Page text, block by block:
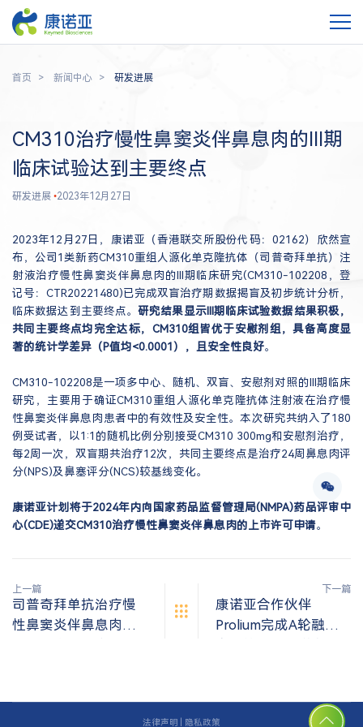
首页 新闻中心 研发进展
CM310治疗慢性鼻窦炎伴鼻息肉的III期
临床试验达到主要终点
研发进展 •2023年12月27日
2023年12月27日，康诺亚（香港联交所股份代码：02162）欣然宣
布，公司1类新药CM310重组人源化单克隆抗体（司普奇拜单抗）注
射液治疗慢性鼻窦炎伴鼻息肉的III期临床研究(CM310-102208，登
记号：CTR20221480)已完成双盲治疗期数据揭盲及初步统计分析，
临床数据达到主要终点。研究结果显示III期临床试验数据结果积极，
共同主要终点均完全达标，CM310组皆优于安慰剂组，具备高度显
著的统计学差异（P值均<0.0001），且安全性良好。
CM310-102208是一项多中心、随机、双盲、安慰剂对照的III期临床
研究，主要用于确证CM310重组人源化单克隆抗体注射液在治疗慢
性鼻窦炎伴鼻息肉患者中的有效性及安全性。本次研究共纳入了180
例受试者，以1:1的随机比例分别接受CM310 300mg和安慰剂治疗，
每2周一次，双盲期共治疗12次，共同主要终点是治疗24周鼻息肉评
分(NPS)及鼻塞评分(NCS)较基线变化。
康诺亚计划将于2024年内向国家药品监督管理局(NMPA)药品评审中
心(CDE)递交CM310治疗慢性鼻窦炎伴鼻息肉的上市许可申请。
上一篇
司普奇拜单抗治疗慢
性鼻窦炎伴鼻息肉的
下一篇
康诺亚合作伙伴
Prolium完成A轮融
域研究开发
法律声明 隐私政策